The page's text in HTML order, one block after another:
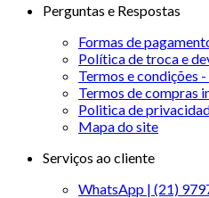
Perguntas e Respostas
Formas de
Política de troca e
Termos e condições
Termos de compras
Politica de
Mapa do site
Serviços ao cliente
WhatsApp | (21)